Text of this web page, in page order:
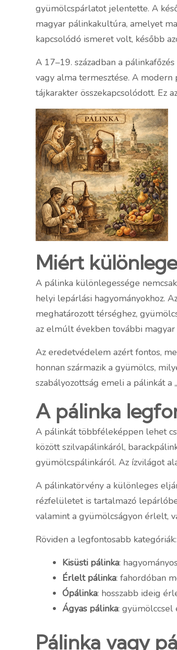
gyümölcspárlatot jelentette. A
magyar pálinkakultúra, amelyet
kapcsolódó ismeret volt, később
A 17–19. században a
vagy alma termesztése. A
tájkarakter összekapcsolódott. Ez
Miért
A pálinka különlegessége
helyi lepárlási hagyományokhoz.
meghatározott térséghez,
az elmúlt években további
Az eredetvédelem azért fontos,
honnan származik a gyümölcs,
szabályozottság emeli a pálinkát a
A pálinka
A pálinkát többféleképpen lehet
között szilvapálinkáról,
gyümölcspálinkáról. Az ízvilágot
A pálinkatörvény a különleges
rézfelületet is tartalmazó
valamint a gyümölcságyon érlelt,
Röviden a legfontosabb kategóriák:
Kisüsti pálinka:
Érlelt pálinka: fahordóban
Ópálinka: hosszabb ideig
Ágyas pálinka:
Pálinka vagy